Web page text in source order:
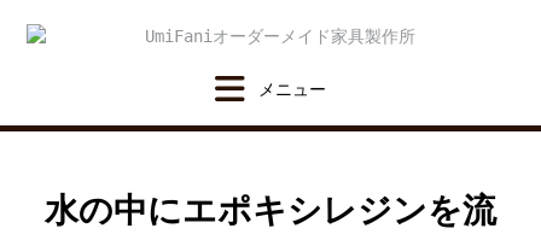
水の中にエポキシレジンを流